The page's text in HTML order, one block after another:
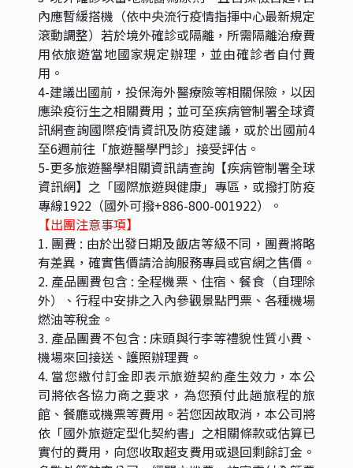
內應暫緩搭機（依中央流行疫情指揮中心最新規定
滾動調整）若於境外確診或隔離，所需隔離治療費
用依旅遊當地國家規定辦理，並由確診者自付費
用。
4-建議出國前，投保海外醫療險等相關保險，以因
應染疫衍生之相關費用；並可至疾病管制署全球資
訊網查詢國際疫情資訊及防疫建議，或於出國前4
至6週前往「旅遊醫學門診」接受評估。
5-更多旅遊醫學相關資訊請查詢【疾病管制署全球
資訊網】之「國際旅遊與健康」專區，或撥打防疫
專線1922（國外可撥+886-800-001922）。
【出團注意事項】
1. 團費 : 由於出發日期及飯店等級不同，團費將略
有差異，確實售價請洽詢服務專員或官網之售價。
2. 產品團費包含 : 全程機票、住宿、餐食（自理除
外）、行程中安排之入內參觀景點門票、各種機場
燃油等稅金。
3. 產品團費不包含 : 床頭與行李等禮貌性質小費、
機場來回接送、護照辦理費。
4. 當您繳付訂金即表示旅遊契約產生效力，本公
司將依各協力商之要求，為您預付此趟旅程的旅
館、餐廳或機票等費用。若您因故取消，本公司將
依「國外旅遊定型化契約書」之相關條款或估算已
實付的費用，向您收取超支費用或退回剩餘訂金。